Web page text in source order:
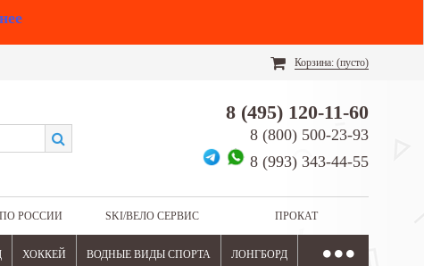
Корзина: (пусто)
8 (495) 120-11-60
8 (800) 500-23-93
8 (993) 343-44-55
РОССИИ SKI/ВЕЛО СЕРВИС ПРОКАТ
ХОККЕЙ ВОДНЫЕ ВИДЫ СПОРТА ЛОНГБОРД